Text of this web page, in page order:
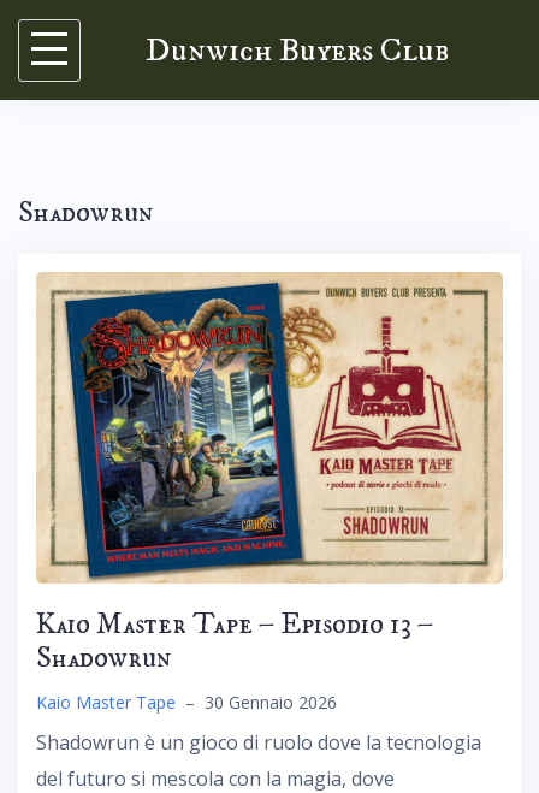
Skip
content
Dunwich Buyers Club
Shadowrun
Kaio Master Tape – Episodio 13 –
Shadowrun
Kaio Master Tape – 30 Gennaio 2026
Shadowrun è un gioco di ruolo dove la tecnologia
del futuro si mescola con la magia, dove